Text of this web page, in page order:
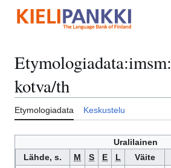
sisältöön
Etymologiadata:imsm:
kotva/th
Etymologiadata Keskustelu
Uralilainen
Lähde, s.
M S E L Väite